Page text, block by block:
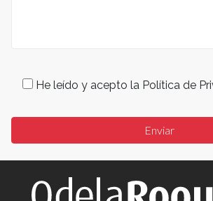
He leído y acepto la Política de